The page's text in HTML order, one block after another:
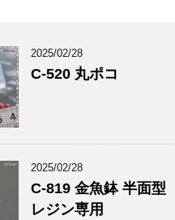
2025/02/28
C-520 丸ポコ
2025/02/28
C-819 金魚鉢 半面型
レジン専用